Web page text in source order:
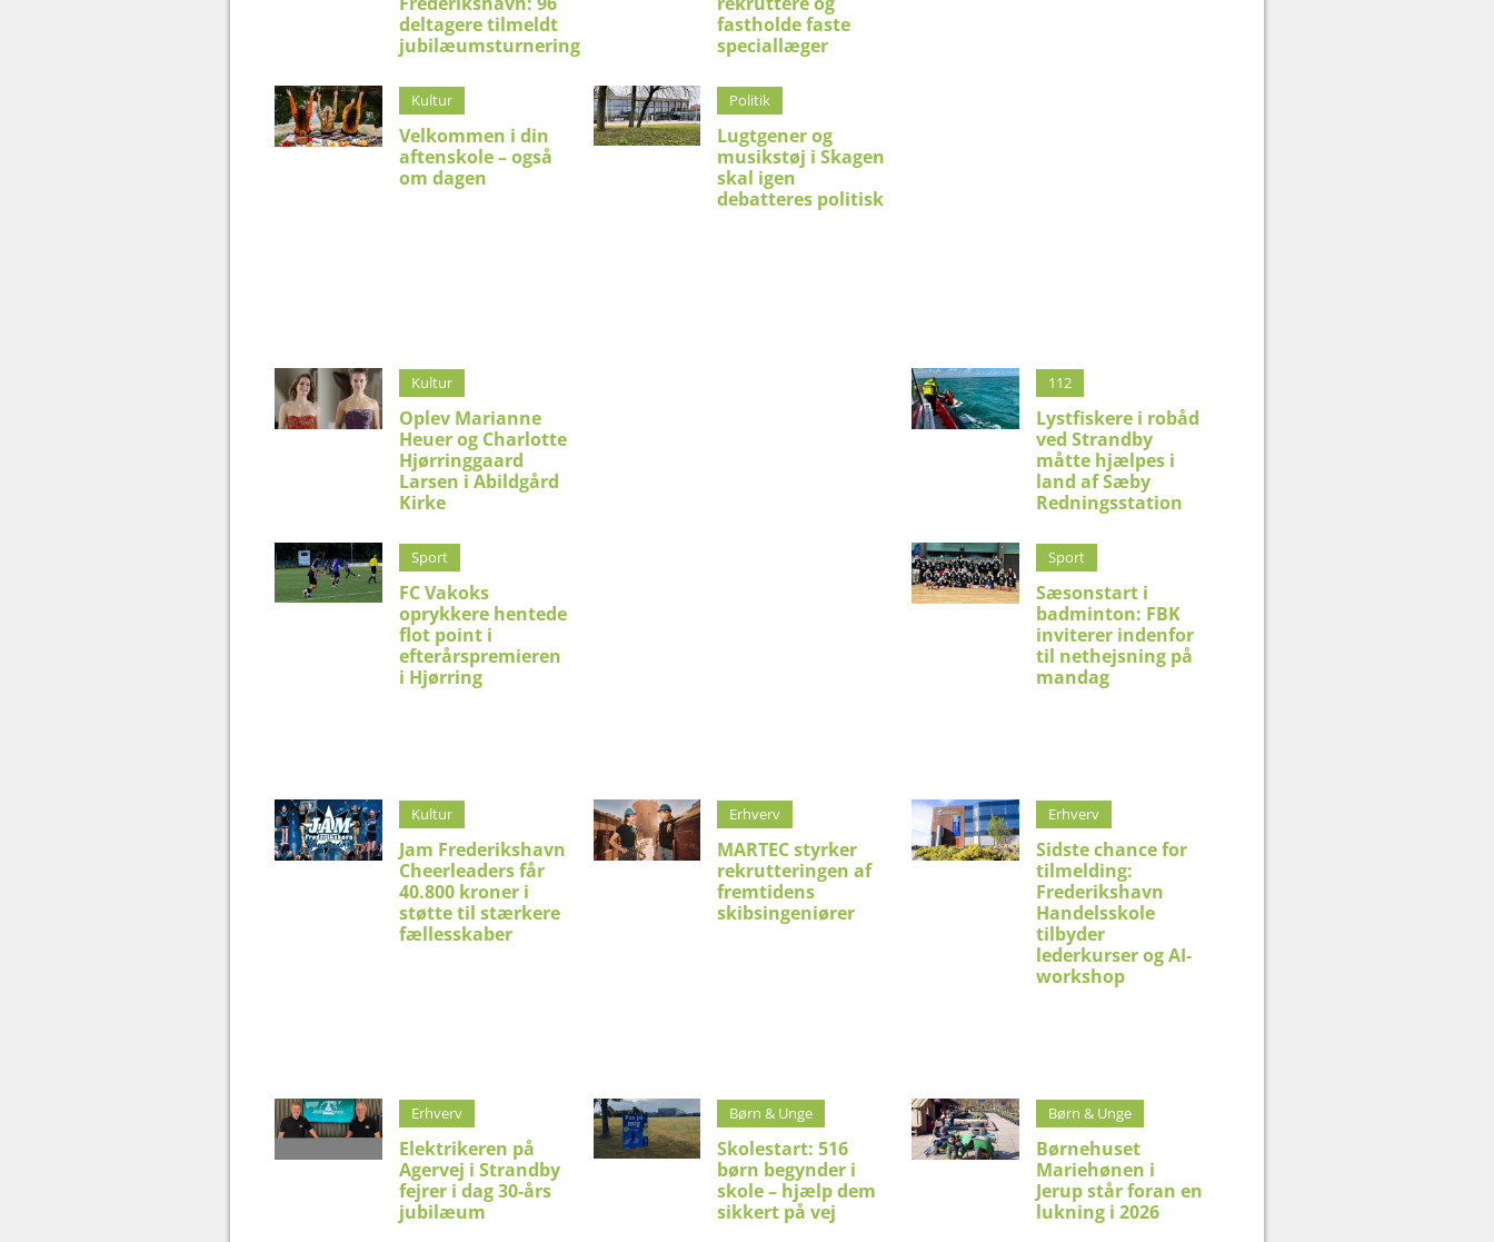
deltagere tilmeldt
jubilæumsturnering
Kultur
Velkommen i din
aftenskole – også
om dagen
fastholde faste
speciallæger
Politik
Lugtgener og
musikstøj i Skagen
skal igen
debatteres politisk
Kultur
Oplev Marianne
Heuer og Charlotte
Hjørringgaard
Larsen i Abildgård
Kirke
Sport
FC Vakoks
oprykkere hentede
flot point i
efterårspremieren
i Hjørring
112
Lystfiskere i robåd
ved Strandby
måtte hjælpes i
land af Sæby
Redningsstation
Sport
Sæsonstart i
badminton: FBK
inviterer indenfor
til nethejsning på
mandag
Kultur
Jam Frederikshavn
Cheerleaders får
40.800 kroner i
støtte til stærkere
fællesskaber
Erhverv
MARTEC styrker
rekrutteringen af
fremtidens
skibsingeniører
Erhverv
Sidste chance for
tilmelding:
Frederikshavn
Handelsskole
tilbyder
lederkurser og AI-
workshop
Erhverv
Elektrikeren på
Agervej i Strandby
fejrer i dag 30-års
jubilæum
Børn & Unge
Skolestart: 516
børn begynder i
skole – hjælp dem
sikkert på vej
Børn & Unge
Børnehuset
Mariehønen i
Jerup står foran en
lukning i 2026